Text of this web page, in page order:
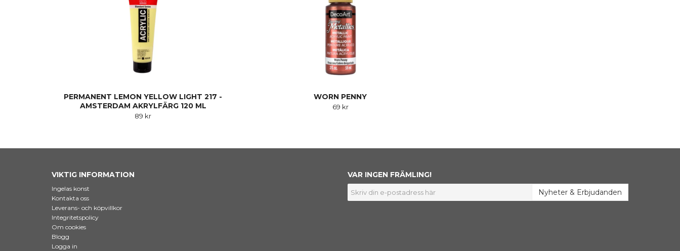
PERMANENT LEMON YELLOW LIGHT 217 -
AMSTERDAM AKRYLFÄRG 120 ML
89 kr
WORN PENNY
69 kr
VIKTIG INFORMATION
Ingelas konst
Kontakta oss
Leverans- och köpvillkor
Integritetspolicy
Om cookies
Blogg
Logga in
VAR INGEN FRÄMLING!
Nyheter & Erbjudanden